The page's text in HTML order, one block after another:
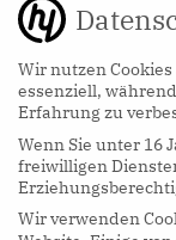
Wir nutzen
essenziell,
Erfahrung zu
Wenn Sie unter 16
freiwilligen
Wir verwenden